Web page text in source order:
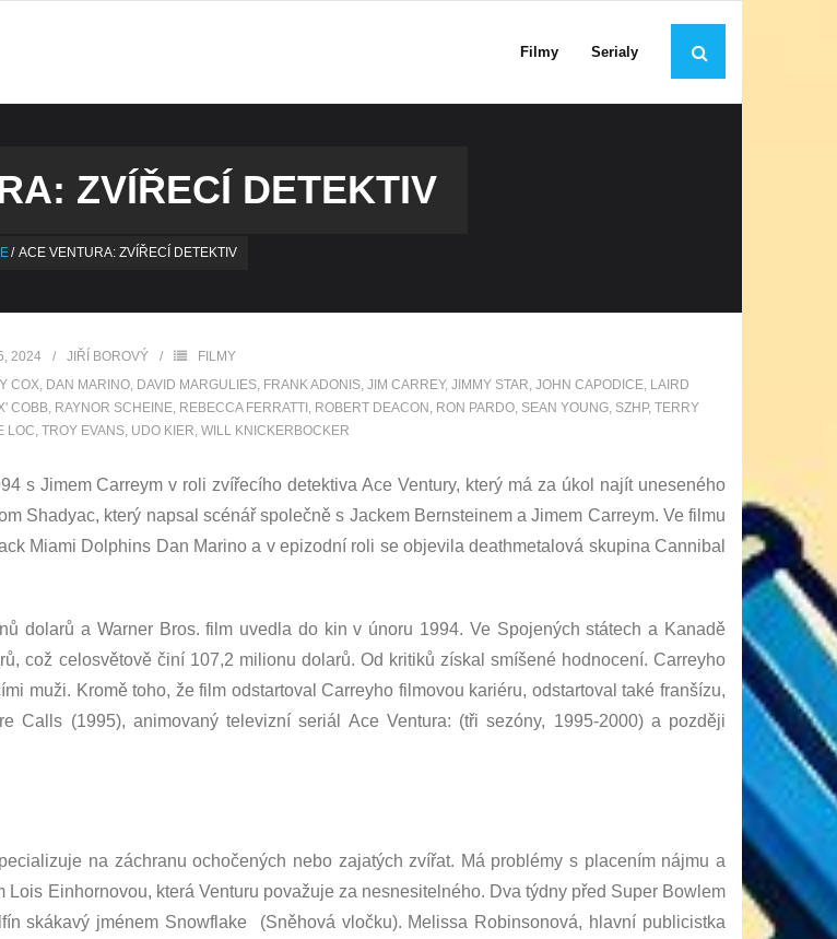
Filmy Serialy
ZVÍŘECÍ DETEKTIV
/ ACE VENTURA: ZVÍŘECÍ DETEKTIV
2024 JIŘÍ BOROVÝ
FILMY
COX, DAN MARINO, DAVID MARGULIES, FRANK ADONIS, JIM CARREY, JIMMY STAR, JOHN CAPODICE, LAIRD
COBB, RAYNOR SCHEINE, REBECCA FERRATTI , ROBERT DEACON , RON PARDO, SEAN YOUNG, SZHP, TERRY
LOC, TROY EVANS, UDO KIER, WILL KNICKERBOCKER
s Jimem Carreym v roli zvířecího detektiva Ace Ventury, který má za úkol najít uneseného
Shadyac, který napsal scénář společně s Jackem Bernsteinem a Jimem Carreym. Ve filmu
Miami Dolphins Dan Marino a v epizodní roli se objevila deathmetalová skupina Cannibal
dolarů a Warner Bros. film uvedla do kin v únoru 1994. Ve Spojených státech a Kanadě
což celosvětově činí 107,2 milionu dolarů. Od kritiků získal smíšené hodnocení. Carreyho
muži. Kromě toho, že film odstartoval Carreyho filmovou kariéru, odstartoval také franšízu,
Calls (1995), animovaný televizní seriál Ace Ventura: (tři sezóny, 1995-2000) a později
na záchranu ochočených nebo zajatých zvířat. Má problémy s placením nájmu a
Einhornovou, která Venturu považuje za nesnesitelného. Dva týdny před Super Bowlem
skákavý jménem Snowflake (Sněhová vločku). Melissa Robinsonová, hlavní publicistka